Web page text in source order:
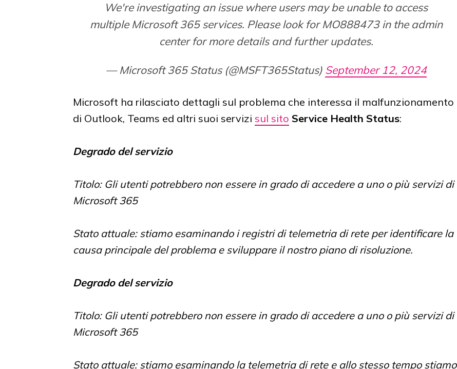
We're investigating an issue where users may be unable to access
multiple Microsoft 365 services. Please look for MO888473 in the admin
center for more details and further updates.
— Microsoft 365 Status (@MSFT365Status) September 12, 2024
Microsoft ha rilasciato dettagli sul problema che interessa il malfunzionamento
di Outlook, Teams ed altri suoi servizi sul sito Service Health Status:
Degrado del servizio
Titolo: Gli utenti potrebbero non essere in grado di accedere a uno o più servizi di
Microsoft 365
Stato attuale: stiamo esaminando i registri di telemetria di rete per identificare la
causa principale del problema e sviluppare il nostro piano di risoluzione.
Degrado del servizio
Titolo: Gli utenti potrebbero non essere in grado di accedere a uno o più servizi di
Microsoft 365
Stato attuale: stiamo esaminando la telemetria di rete e allo stesso tempo stiamo